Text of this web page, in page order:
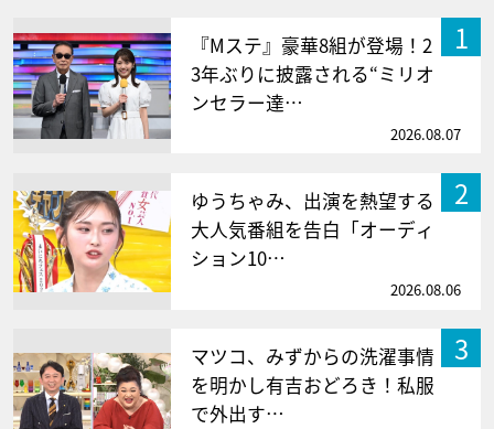
1
『Mステ』豪華8組が登場！2
3年ぶりに披露される“ミリオ
ンセラー達…
2026.08.07
2
ゆうちゃみ、出演を熱望する
大人気番組を告白「オーディ
ション10…
2026.08.06
3
マツコ、みずからの洗濯事情
を明かし有吉おどろき！私服
で外出す…